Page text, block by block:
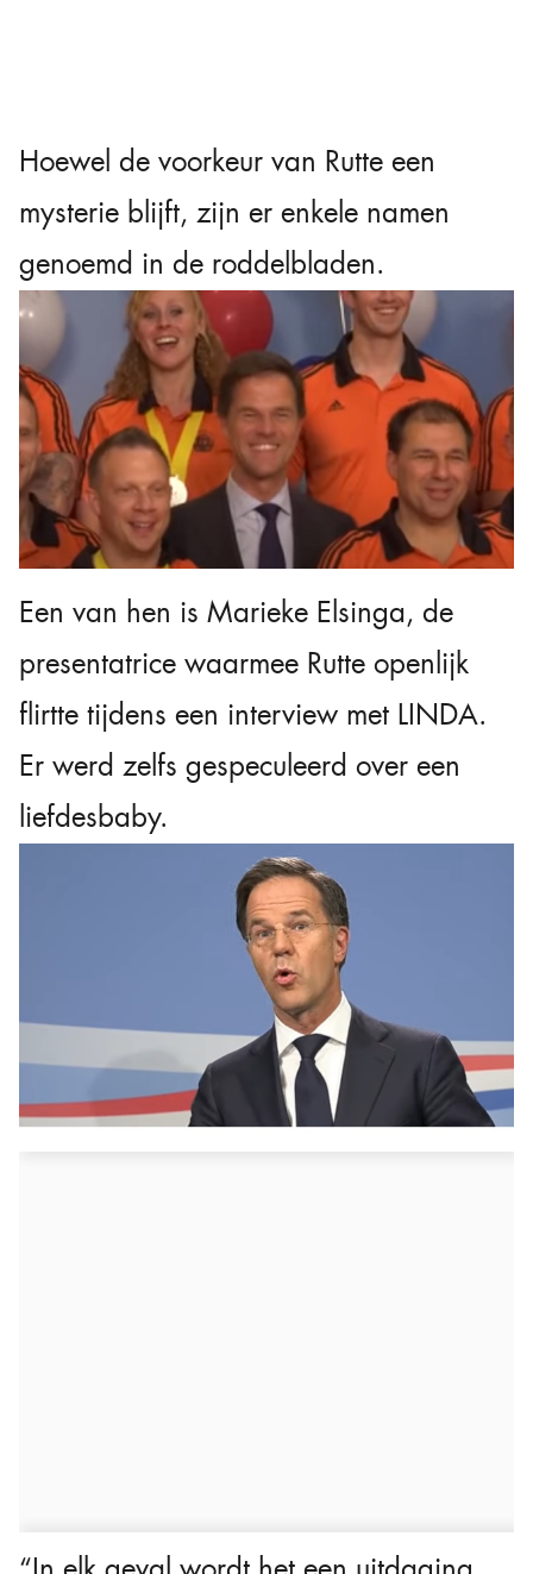
Hoewel de voorkeur van Rutte een
mysterie blijft, zijn er enkele namen
genoemd in de roddelbladen.
Een van hen is Marieke Elsinga, de
presentatrice waarmee Rutte openlijk
flirtte tijdens een interview met LINDA.
Er werd zelfs gespeculeerd over een
liefdesbaby.